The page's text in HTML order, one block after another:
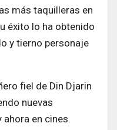
más taquilleras en
éxito lo ha obtenido
y tierno personaje
fiel de Din Djarin
nuevas
ahora en cines.